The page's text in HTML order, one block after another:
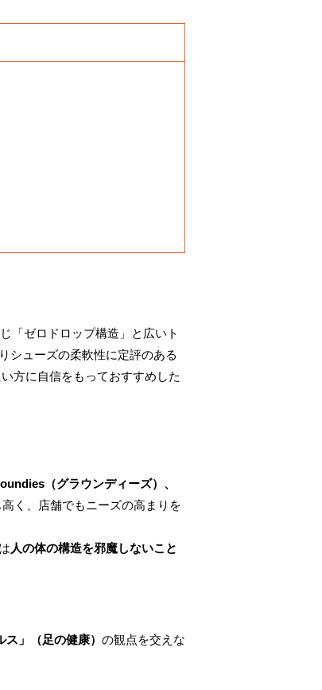
「ゼロドロップ構造」と広いト
シューズの柔軟性に定評のある
方に自信をもっておすすめした
（グラウンディーズ）、
く、店舗でもニーズの高まりを
人の体の構造を邪魔しないこと
ス」（足の健康） の観点を交えな